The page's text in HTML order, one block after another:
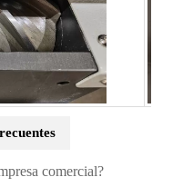
comercial?